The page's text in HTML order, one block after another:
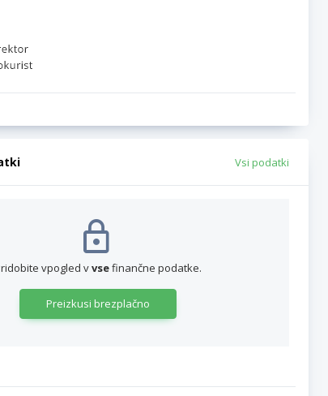
Vsi podatki
vpogled vvsefinančne podatke.
Preizkusi brezplačno